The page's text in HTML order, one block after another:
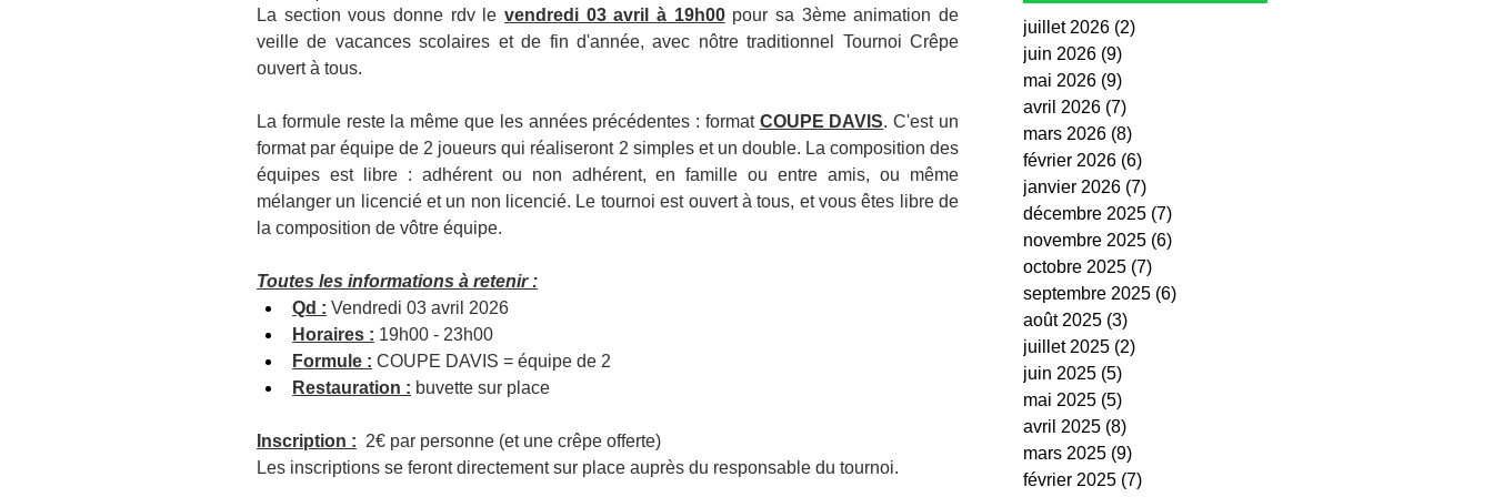
La section vous donne rdv le vendredi 03 avril à 19h00 pour sa 3ème animation de
veille de vacances scolaires et de fin d'année, avec nôtre traditionnel Tournoi Crêpe
ouvert à tous.
La formule reste la même que les années précédentes : format COUPE DAVIS. C'est un
format par équipe de 2 joueurs qui réaliseront 2 simples et un double. La composition des
équipes est libre : adhérent ou non adhérent, en famille ou entre amis, ou même
mélanger un licencié et un non licencié. Le tournoi est ouvert à tous, et vous êtes libre de
la composition de vôtre équipe.
Toutes les informations à retenir :
Qd : Vendredi 03 avril 2026
Horaires : 19h00 - 23h00
Formule : COUPE DAVIS = équipe de 2
Restauration : buvette sur place
Inscription : 2€ par personne (et une crêpe offerte)
Les inscriptions se feront directement sur place auprès du responsable du tournoi.
juillet 2026 (2)
juin 2026 (9)
mai 2026 (9)
avril 2026 (7)
mars 2026 (8)
février 2026 (6)
janvier 2026 (7)
décembre 2025 (7)
novembre 2025 (6)
octobre 2025 (7)
septembre 2025 (6)
août 2025 (3)
juillet 2025 (2)
juin 2025 (5)
mai 2025 (5)
avril 2025 (8)
mars 2025 (9)
février 2025 (7)